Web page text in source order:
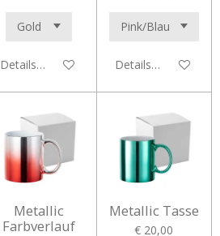
Details anzeigen Details anzeigen
Metallic
Farbverlauf
Metallic Tasse
€ 20,00